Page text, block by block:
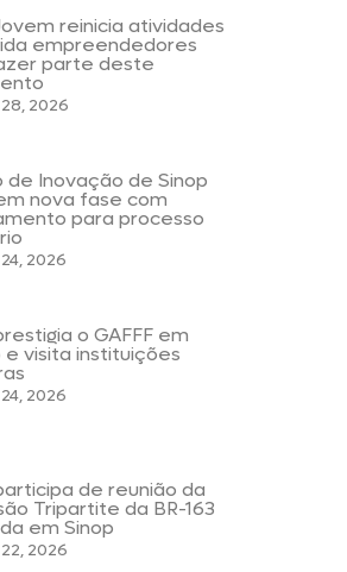
reinicia atividades
empreendedores
parte deste
2026
de Inovação de Sinop
nova fase com
para processo
2026
o GAFFF em
e visita instituições
2026
de reunião da
Tripartite da BR-163
em Sinop
2026